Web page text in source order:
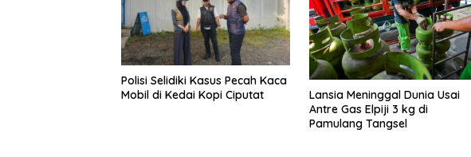
Polisi Selidiki Kasus Pecah Kaca
Mobil di Kedai Kopi Ciputat
Lansia Meninggal Dunia Usai
Antre Gas Elpiji 3 kg di
Pamulang Tangsel